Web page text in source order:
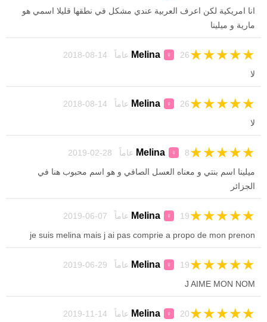
انا امريكية لكن اعرف العربية عندي مشكل في نطقها قليلا اسمي هو
مارية و ميلينا
Melina ♀ 26 عاماً 14-08-2018 ★
★
★
★
★
لا
Melina ♀ 26 عاماً 14-08-2018 ★
★
★
★
★
لا
Melina ♀ 8 عاماً 28-02-2019 ★
★
★
★
★
ميلينا اسم بنتي و معناه العسل الصافي و هو اسم محبوب هنا في
الجزائر
Melina ♀ 19 عاماً 07-06-2019 ★
★
★
★
★
je suis melina mais j ai pas comprie a propo de mon prenon
Melina ♀ 19 عاماً 29-06-2019 ★
★
★
★
★
J AIME MON NOM
Melina ♀ 20 عاماً 14-11-2019 ★
★
★
★
★